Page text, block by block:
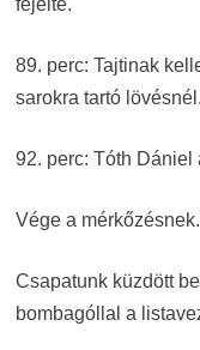
89. perc: Tajtinak
sarokra tartó lövésnél.
92. perc: Tóth Dániel
Vége a mérkőzésnek.
Csapatunk küzdött
bombagóllal a